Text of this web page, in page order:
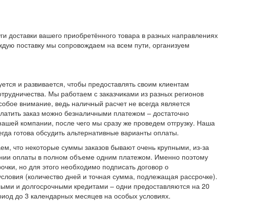
доставки вашего приобретённого товара в разных направлениях
поставку мы сопровождаем на всем пути, организуем
и развивается, чтобы предоставлять своим клиентам
Мы работаем с заказчиками из разных регионов
внимание, ведь наличный расчет не всегда является
заказ можно безналичными платежом – достаточно
компании, после чего мы сразу же проведем отгрузку. Наша
готова обсудить альтернативные варианты оплаты.
что некоторые суммы заказов бывают очень крупными, из-за
оплаты в полном объеме одним платежом. Именно поэтому
но для этого необходимо подписать договор о
(количество дней и точная сумма, подлежащая рассрочке).
и долгосрочными кредитами – одни предоставляются на 20
до 3 календарных месяцев на особых условиях.